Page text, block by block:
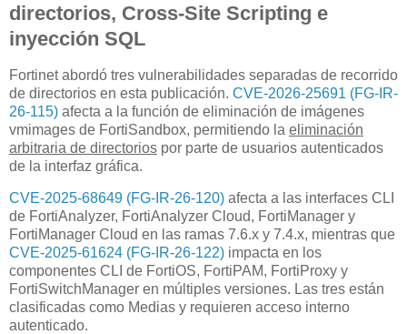
directorios, Cross-Site Scripting e
inyección SQL
Fortinet abordó tres vulnerabilidades separadas de recorrido
de directorios en esta publicación. CVE-2026-25691 (FG-IR-
26-115) afecta a la función de eliminación de imágenes
vmimages de FortiSandbox, permitiendo la eliminación
arbitraria de directorios por parte de usuarios autenticados
de la interfaz gráfica.
CVE-2025-68649 (FG-IR-26-120) afecta a las interfaces CLI
de FortiAnalyzer, FortiAnalyzer Cloud, FortiManager y
FortiManager Cloud en las ramas 7.6.x y 7.4.x, mientras que
CVE-2025-61624 (FG-IR-26-122) impacta en los
componentes CLI de FortiOS, FortiPAM, FortiProxy y
FortiSwitchManager en múltiples versiones. Las tres están
clasificadas como Medias y requieren acceso interno
autenticado.